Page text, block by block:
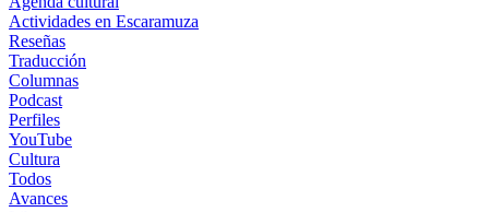
Actividades en Escaramuza
Reseñas
Traducción
Columnas
Podcast
Perfiles
YouTube
Cultura
Todos
Avances